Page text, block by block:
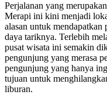
Perjalanan yang
Merapi ini kini menjadi
alasan untuk mendapatkan
daya tariknya. Terlebih
pusat wisata ini semakin
pengunjung yang merasa
pengunjung yang hanya
tujuan untuk
liburan.